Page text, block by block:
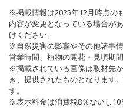
※掲載情報は2025年12月時点の
内容が変更となっている場合が
けください。
※自然災害の影響やその他諸事
営業時間、植物の開花・見頃期
※掲載されている画像は取材先
き、提供されたものとなります
す。
※表示料金は消費税8％ないし10